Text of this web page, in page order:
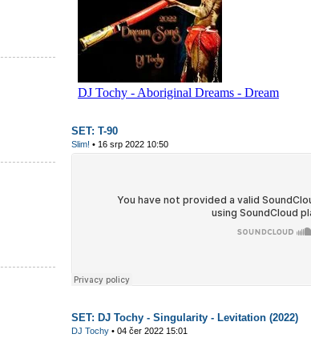
SET: T-90
Slim! • 16 srp 2022 10:50
SET: DJ Tochy - Singularity - Levitation (2022)
DJ Tochy • 04 čer 2022 15:01